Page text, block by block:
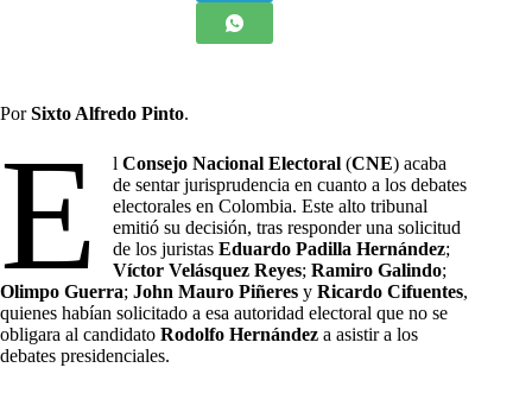
PorSixto Alfredo Pinto.
E lConsejo Nacional Electoral (CNE) acaba
de sentar jurisprudencia en cuanto a los debates
electorales en Colombia. Este alto tribunal
emitió su decisión, tras responder una solicitud
de los juristasEduardo Padilla Hernández;
Víctor Velásquez Reyes;Ramiro Galindo;
Olimpo Guerra; John Mauro Piñeres y Ricardo Cifuentes,
quienes habían solicitado a esa autoridad electoral que no se
obligara al candidato Rodolfo Hernández a asistir a los
debates presidenciales.